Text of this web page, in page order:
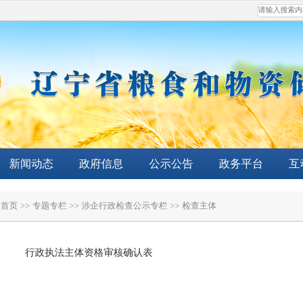
新闻动态 政府信息 公示公告 政务平台 互
首页 >> 专题专栏 >> 涉企行政检查公示专栏 >> 检查主体
行政执法主体资格审核确认表